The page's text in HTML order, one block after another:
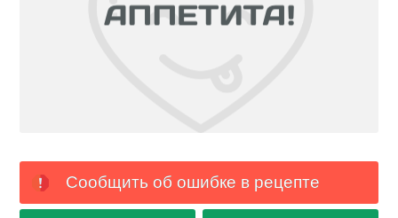
Сообщить об ошибке в рецепте